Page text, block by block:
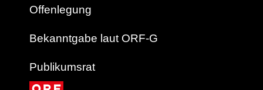
Offenlegung
Bekanntgabe laut ORF-G
Publikumsrat